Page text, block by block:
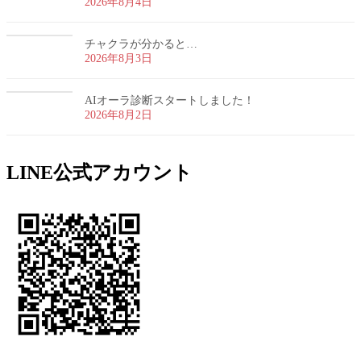
チャクラが分かると…
2026年8月3日
AIオーラ診断スタートしました！
2026年8月2日
LINE公式アカウント